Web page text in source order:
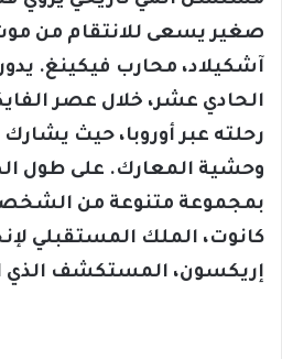
صغير يسعى للانتقام من موت
آشكيلاد، محارب فيكينغ.
الحادي عشر، خلال عصر
رحلته عبر أوروبا، حيث
وحشية المعارك. على طول
بمجموعة متنوعة من
كانوت، الملك المستقبلي
إريكسون، المستكشف الذي